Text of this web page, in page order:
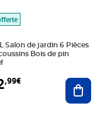
Salon de jardin 6 Pièces
Bois de pin
,99€